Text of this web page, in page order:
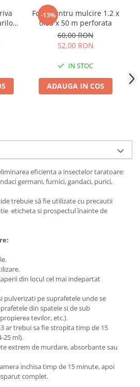
- GEL
-13%
Folie pentru mulcire 1.2 x
0.03 x 50 m perforata
60,00 RON
52,00 RON
IN STOC
ADAUGA IN COS
eficienta a insectelor taratoare:
germani, furnici, gandaci, purici,
trebuie să fie utilizate cu precautii
eticheta si prospectul înainte de
din locul cel mai indepartat
pulverizati pe suprafetele unde se
din spatele si de sub
tevilor, etc.).
ar trebui sa fie stropita timp de 15
25 ml).
extrem de murdare, absorbante sau
inchisa timp de 15 minute, apoi
complet.